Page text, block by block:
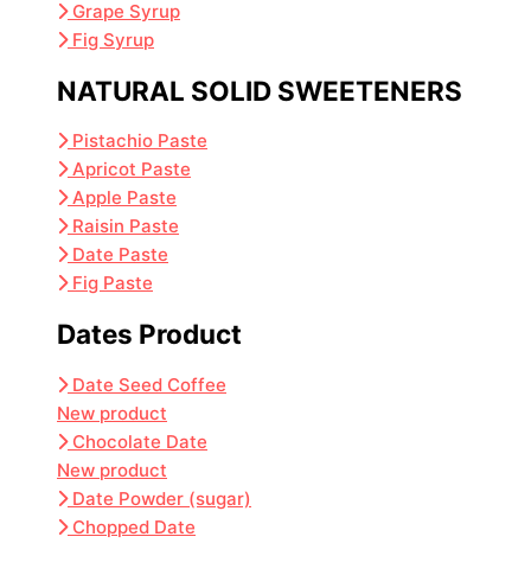
Grape Syrup
Fig Syrup
NATURAL SOLID SWEETENERS
Pistachio Paste
Apricot Paste
Apple Paste
Raisin Paste
Date Paste
Fig Paste
Dates Product
Date Seed Coffee
New product
Chocolate Date
New product
Date Powder (sugar)
Chopped Date